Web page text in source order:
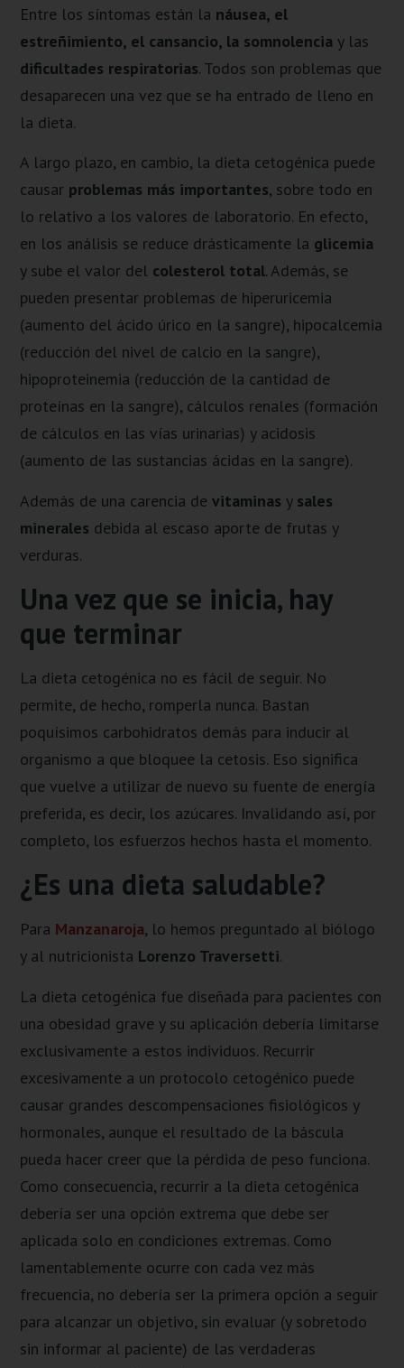
Entre los síntomas están la náusea, el
estreñimiento, el cansancio, la somnolencia y las
dificultades respiratorias. Todos son problemas que
desaparecen una vez que se ha entrado de lleno en
la dieta.
A largo plazo, en cambio, la dieta cetogénica puede
causar problemas más importantes, sobre todo en
lo relativo a los valores de laboratorio. En efecto,
en los análisis se reduce drásticamente la glicemia
y sube el valor del colesterol total. Además, se
pueden presentar problemas de hiperuricemia
(aumento del ácido úrico en la sangre), hipocalcemia
(reducción del nivel de calcio en la sangre),
hipoproteinemia (reducción de la cantidad de
proteínas en la sangre), cálculos renales (formación
de cálculos en las vías urinarias) y acidosis
(aumento de las sustancias ácidas en la sangre).
Además de una carencia devitaminas y sales
minerales debida al escaso aporte de frutas y
verduras.
Una vez que se inicia, hay
que terminar
La dieta cetogénica no es fácil de seguir. No
permite, de hecho, romperla nunca. Bastan
poquísimos carbohidratos demás para inducir al
organismo a que bloquee la cetosis. Eso significa
que vuelve a utilizar de nuevo su fuente de energía
preferida, es decir, los azúcares. Invalidando así, por
completo, los esfuerzos hechos hasta el momento.
¿Es una dieta saludable?
Para Manzanaroja, lo hemos preguntado al biólogo
y al nutricionista Lorenzo Traversetti.
La dieta cetogénica fue diseñada para pacientes con
una obesidad grave y su aplicación debería limitarse
exclusivamente a estos individuos. Recurrir
excesivamente a un protocolo cetogénico puede
causar grandes descompensaciones fisiológicos y
hormonales, aunque el resultado de la báscula
pueda hacer creer que la pérdida de peso funciona.
Como consecuencia, recurrir a la dieta cetogénica
debería ser una opción extrema que debe ser
aplicada solo en condiciones extremas. Como
lamentablemente ocurre con cada vez más
frecuencia, no debería ser la primera opción a seguir
para alcanzar un objetivo, sin evaluar (y sobretodo
sin informar al paciente) de las verdaderas